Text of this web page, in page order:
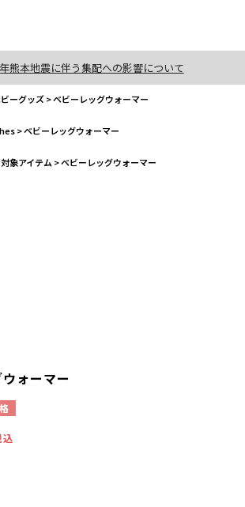
熊本地震に伴う集配への影響について
ーグッズ>ベビーレッグウォーマー
>ベビーレッグウォーマー
象アイテム >ベビーレッグウォーマー
ォーマー
込